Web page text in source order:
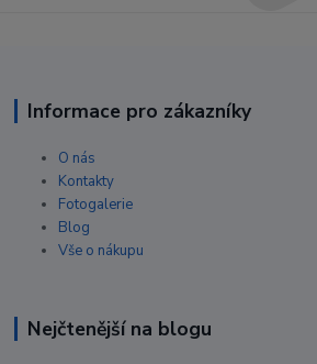
Informace pro zákazníky
O nás
Kontakty
Fotogalerie
Blog
Vše o nákupu
Nejčtenější na blogu